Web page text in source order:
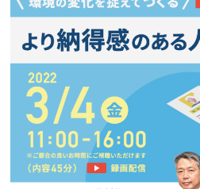
お知らせ
会社情報
よくある質問
資料請求(無料)